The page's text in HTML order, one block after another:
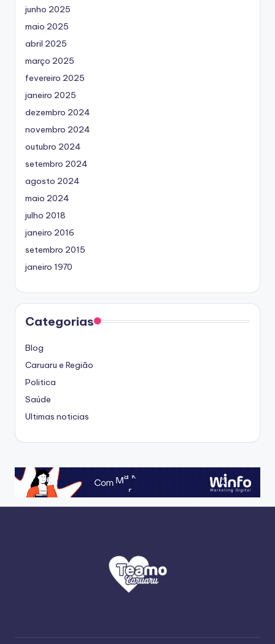
junho 2025
maio 2025
abril 2025
março 2025
fevereiro 2025
janeiro 2025
dezembro 2024
novembro 2024
outubro 2024
setembro 2024
agosto 2024
maio 2024
julho 2018
janeiro 2016
setembro 2015
janeiro 1970
Categorias
Blog
Caruaru e Região
Politica
Saúde
Ultimas noticias